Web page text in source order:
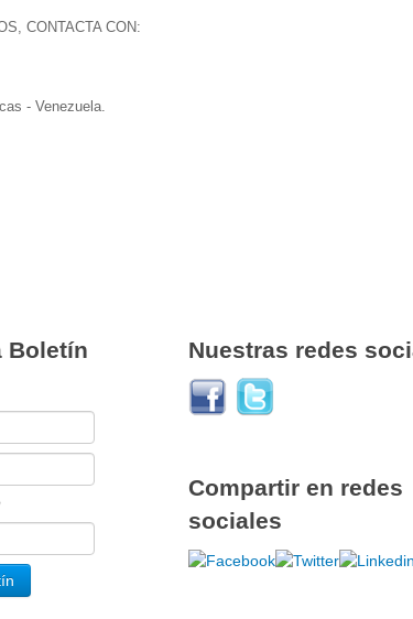
CONTACTA CON:
- Venezuela.
Boletín
Nuestras redes
Compartir en redes
sociales